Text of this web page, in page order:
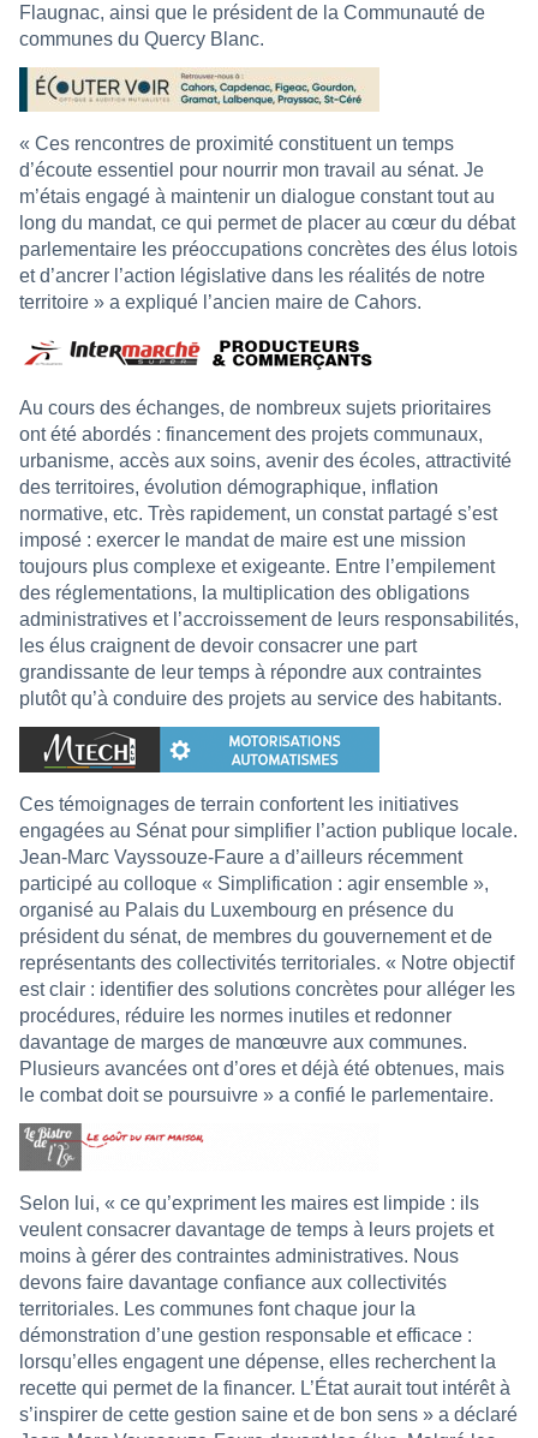
Flaugnac, ainsi que le président de la Communauté de
communes du Quercy Blanc.
« Ces rencontres de proximité constituent un temps
d’écoute essentiel pour nourrir mon travail au sénat. Je
m’étais engagé à maintenir un dialogue constant tout au
long du mandat, ce qui permet de placer au cœur du débat
parlementaire les préoccupations concrètes des élus lotois
et d’ancrer l’action législative dans les réalités de notre
territoire » a expliqué l’ancien maire de Cahors.
Au cours des échanges, de nombreux sujets prioritaires
ont été abordés : financement des projets communaux,
urbanisme, accès aux soins, avenir des écoles, attractivité
des territoires, évolution démographique, inflation
normative, etc. Très rapidement, un constat partagé s’est
imposé : exercer le mandat de maire est une mission
toujours plus complexe et exigeante. Entre l’empilement
des réglementations, la multiplication des obligations
administratives et l’accroissement de leurs responsabilités,
les élus craignent de devoir consacrer une part
grandissante de leur temps à répondre aux contraintes
plutôt qu’à conduire des projets au service des habitants.
Ces témoignages de terrain confortent les initiatives
engagées au Sénat pour simplifier l’action publique locale.
Jean-Marc Vayssouze-Faure a d’ailleurs récemment
participé au colloque « Simplification : agir ensemble »,
organisé au Palais du Luxembourg en présence du
président du sénat, de membres du gouvernement et de
représentants des collectivités territoriales. « Notre objectif
est clair : identifier des solutions concrètes pour alléger les
procédures, réduire les normes inutiles et redonner
davantage de marges de manœuvre aux communes.
Plusieurs avancées ont d’ores et déjà été obtenues, mais
le combat doit se poursuivre » a confié le parlementaire.
Selon lui, « ce qu’expriment les maires est limpide : ils
veulent consacrer davantage de temps à leurs projets et
moins à gérer des contraintes administratives. Nous
devons faire davantage confiance aux collectivités
territoriales. Les communes font chaque jour la
démonstration d’une gestion responsable et efficace :
lorsqu’elles engagent une dépense, elles recherchent la
recette qui permet de la financer. L’État aurait tout intérêt à
s’inspirer de cette gestion saine et de bon sens » a déclaré